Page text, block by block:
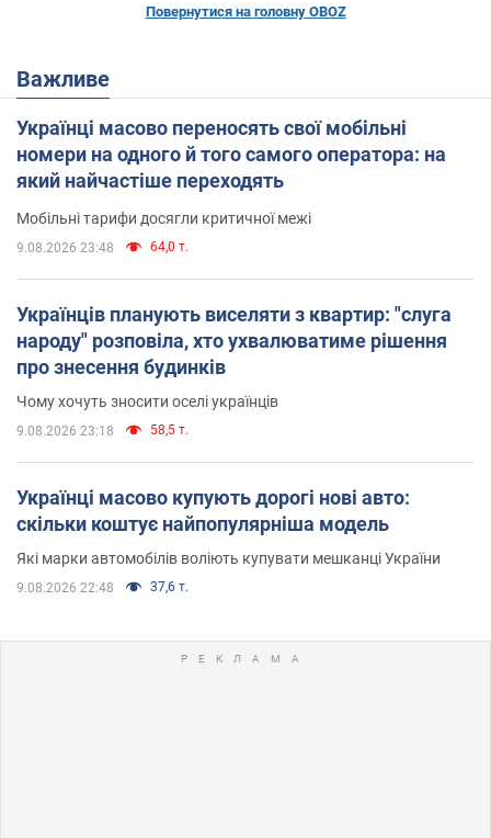
Повернутися на головну OBOZ
Важливе
Українці масово переносять свої мобільні
номери на одного й того самого оператора: на
який найчастіше переходять
Мобільні тарифи досягли критичної межі
9.08.2026 23:48 64,0 т.
Українців планують виселяти з квартир: "слуга
народу" розповіла, хто ухвалюватиме рішення
про знесення будинків
Чому хочуть зносити оселі українців
9.08.2026 23:18 58,5 т.
Українці масово купують дорогі нові авто:
скільки коштує найпопулярніша модель
Які марки автомобілів воліють купувати мешканці України
9.08.2026 22:48 37,6 т.